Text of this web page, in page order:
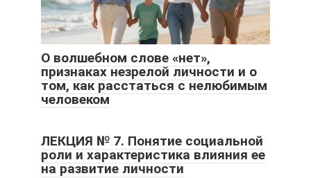
О волшебном слове «нет»,
признаках незрелой личности и о
том, как расстаться с нелюбимым
человеком
ЛЕКЦИЯ № 7. Понятие социальной
роли и характеристика влияния ее
на развитие личности